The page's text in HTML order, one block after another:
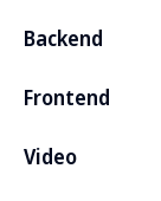
Backend
Frontend
Video